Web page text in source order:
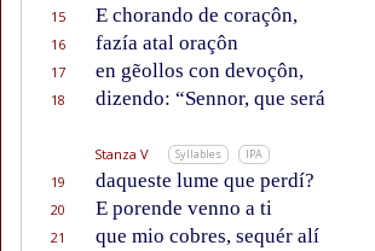
15 E chorando de coraçôn,
16
fazía atal oraçôn
17
en gẽollos con devoçôn,
18
dizendo: “Sennor, que será
Stanza V Syllables IPA
19 daqueste lume que perdí?
20
E porende venno a ti
21
que mio cobres, sequér alí